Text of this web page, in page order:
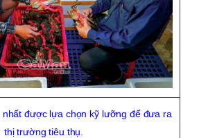
được lựa chọn kỹ lưỡng để đưa ra
thị trường tiêu thụ.